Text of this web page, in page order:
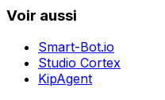
Voir aussi
Smart-Bot.io
Studio Cortex
KipAgent